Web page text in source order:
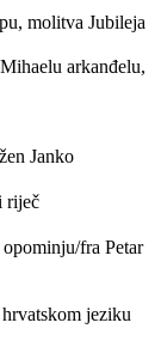
molitva Jubileja
arkanđelu,
Janko
riječ
fra Petar
jeziku